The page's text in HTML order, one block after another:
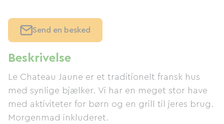
Beskrivelse
Le Chateau Jaune er et traditionelt fransk hus
med synlige bjælker. Vi har en meget stor have
med aktiviteter for børn og en grill til jeres brug.
Morgenmad inkluderet.
Send en besked